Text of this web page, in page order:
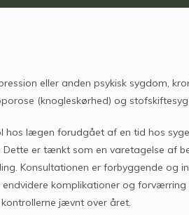
eller anden psykisk sygdom,
(knogleskørhed) og
lægen forudgået af en tid hos
er tænkt som en varetagelse af
Konsultationen er forbyggende og
komplikationer og forværring
jævnt over året.